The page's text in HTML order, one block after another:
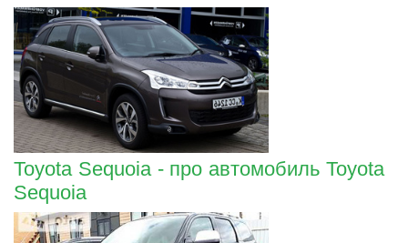
Toyota Sequoia - про автомобиль Toyota
Sequoia